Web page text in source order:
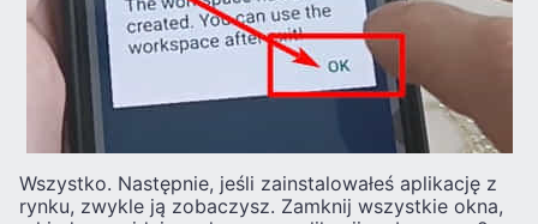
Wszystko. Następnie, jeśli zainstalowałeś aplikację z
rynku, zwykle ją zobaczysz. Zamknij wszystkie okna,